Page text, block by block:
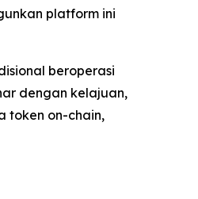
platform ini
beroperasi
dengan kelajuan,
token on-chain,